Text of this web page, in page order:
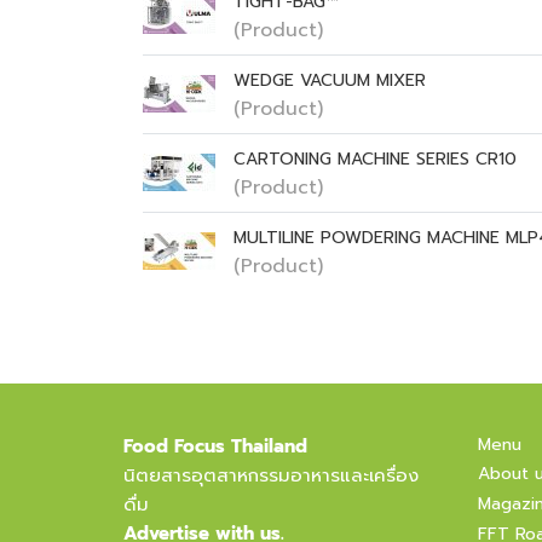
(Product)
WEDGE VACUUM MIXER
(Product)
CARTONING MACHINE SERIES CR10
(Product)
MULTILINE POWDERING MACHINE
(Product)
Food Focus Thailand
นิตยสารอุตสาหกรรมอาหารและเครื่อง
ดื่ม
Advertise with us.
Menu
About
FFT